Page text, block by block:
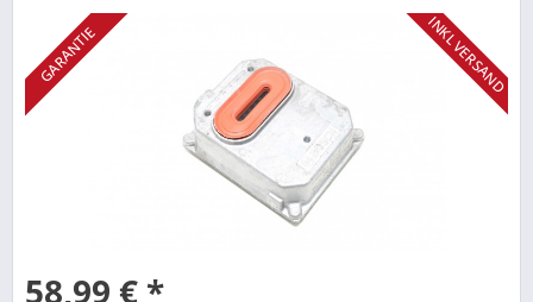
GARANTIE INKL VERSAND
58,99 € *